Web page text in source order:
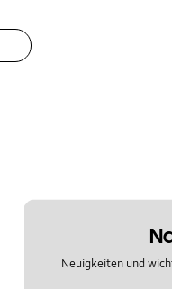
Neuigkeiten und